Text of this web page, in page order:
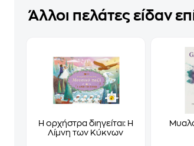
Άλλοι πελάτες είδαν
Η ορχήστρα διηγείται: Η
Λίμνη των Κύκνων